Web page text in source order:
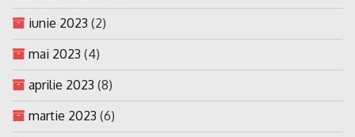
iunie 2023 (2)
mai 2023 (4)
aprilie 2023 (8)
martie 2023 (6)